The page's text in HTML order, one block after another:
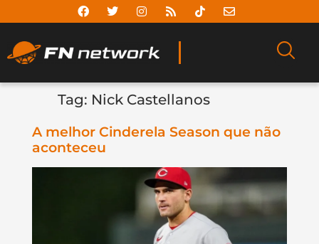
Tag: Nick Castellanos
A melhor Cinderela Season que não
aconteceu